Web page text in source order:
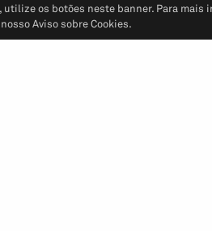
os botões neste banner. Para mais
Aviso sobre Cookies.